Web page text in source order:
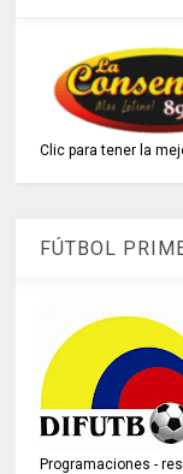
Clic para tener la
FÚTBOL
Programaciones -